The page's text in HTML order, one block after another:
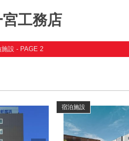
工務店
施設 - PAGE 2
宿泊施設